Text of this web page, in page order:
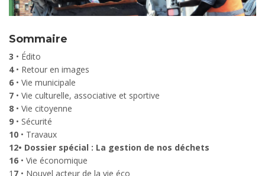
Sommaire
3 • Édito
4 • Retour en images
6 • Vie municipale
7 • Vie culturelle, associative et sportive
8 • Vie citoyenne
9 • Sécurité
10 • Travaux
12• Dossier spécial : La gestion de nos déchets
16 • Vie économique
1 7 • Nouvel acteur de la vie éco